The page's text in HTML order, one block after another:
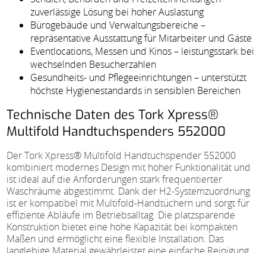
zuverlässige Lösung bei hoher Auslastung
Bürogebäude und Verwaltungsbereiche –
repräsentative Ausstattung für Mitarbeiter und Gäste
Eventlocations, Messen und Kinos – leistungsstark bei
wechselnden Besucherzahlen
Gesundheits- und Pflegeeinrichtungen – unterstützt
höchste Hygienestandards in sensiblen Bereichen
Technische Daten des Tork Xpress®
Multifold Handtuchspenders 552000
Der Tork Xpress® Multifold Handtuchspender 552000
kombiniert modernes Design mit hoher Funktionalität und
ist ideal auf die Anforderungen stark frequentierter
Waschräume abgestimmt. Dank der H2-Systemzuordnung
ist er kompatibel mit Multifold-Handtüchern und sorgt für
effiziente Abläufe im Betriebsalltag. Die platzsparende
Konstruktion bietet eine hohe Kapazität bei kompakten
Maßen und ermöglicht eine flexible Installation. Das